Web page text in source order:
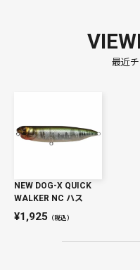
最近
NEW DOG-X QUICK
WALKER NC ハス
1,925 （税込）